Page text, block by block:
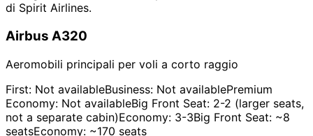
di Spirit Airlines.
Airbus A320
Aeromobili principali per voli a corto raggio
First: Not availableBusiness: Not availablePremium
Economy: Not availableBig Front Seat: 2-2 (larger seats,
not a separate cabin)Economy: 3-3Big Front Seat: ~8
seatsEconomy: ~170 seats